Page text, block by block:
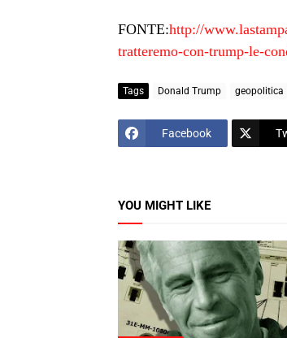
FONTE:http://
tratteremo-con-trump-le-
Tags Donald Trump geopolitica
Facebook
YOU MIGHT LIKE